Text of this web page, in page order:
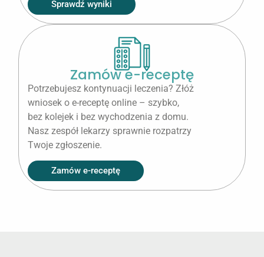
Sprawdź wyniki
Zamów e-receptę
Potrzebujesz kontynuacji leczenia? Złóż
wniosek o e-receptę online – szybko,
bez kolejek i bez wychodzenia z domu.
Nasz zespół lekarzy sprawnie rozpatrzy
Twoje zgłoszenie.
Zamów e-receptę